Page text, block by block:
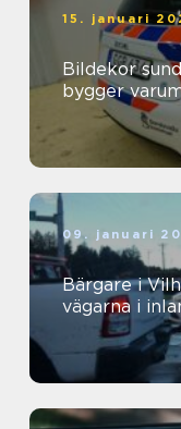
15. januari
Bildekor sundsvall rörlig
bygger
09. januari
Bärgare i
vägarna i